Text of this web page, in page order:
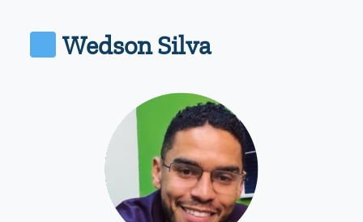
Wedson Silva